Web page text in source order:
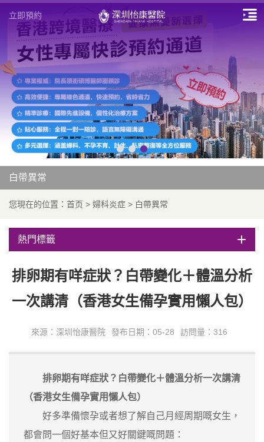
立即預約
白帶異常
您現在的位置： 首页 > 婦科炎症 > 白帶異常
熱門標籤
排卵期有咩症狀？白帶變化＋體溫分析
一次講清（香港女生備孕實用懶人包）
來源：深圳怡康醫院 發布日期：05-28 訪問量：316
排卵期有咩症狀？白帶變化＋體溫分析一次講清
（香港女生備孕實用懶人包）
好多準備懷孕或者想了解自己月經周期嘅女生，
都會問一個好基本但又好關鍵嘅問題：